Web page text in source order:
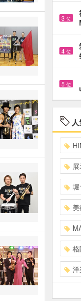
3 位
4 位
5 位